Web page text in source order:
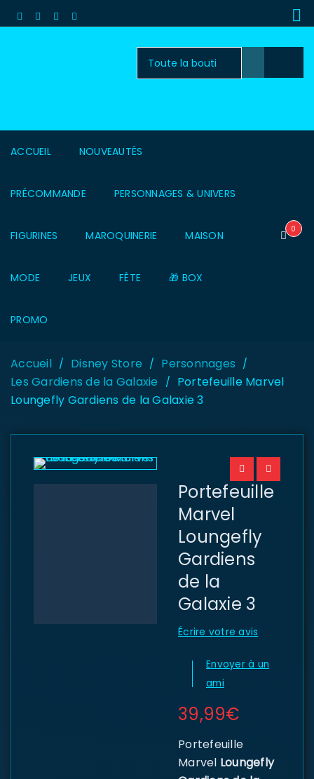
ACCUEIL NOUVEAUTÉS
PRÉCOMMANDE PERSONNAGES & UNIVERS
FIGURINES MAROQUINERIE MAISON
MODE JEUX FÊTE 🎁 BOX
PROMO
0
Accueil / Disney Store / Personnages /
Les Gardiens de la Galaxie / Portefeuille Marvel
Loungefly Gardiens de la Galaxie 3
Portefeuille
Marvel
Loungefly
Gardiens
de la
Galaxie 3
Écrire votre avis
Envoyer à un
ami
39,99€
Portefeuille
Marvel Loungefly